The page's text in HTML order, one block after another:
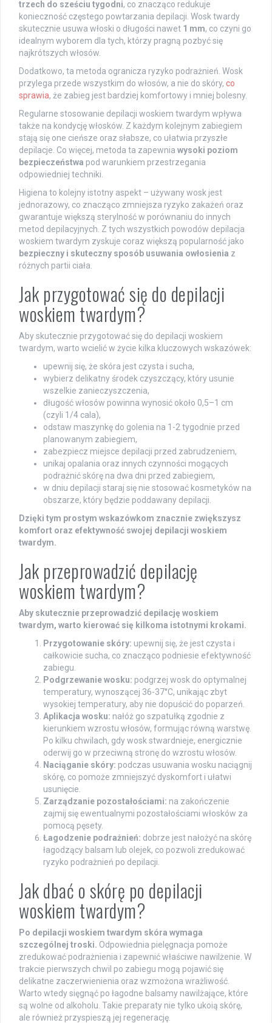
trzech do sześciu tygodni, co znacząco redukuje
konieczność częstego powtarzania depilacji. Wosk twardy
skutecznie usuwa włoski o długości nawet 1 mm, co czyni go
idealnym wyborem dla tych, którzy pragną pozbyć się
najkrótszych włosów.
Dodatkowo, ta metoda ogranicza ryzyko podrażnień. Wosk
przylega przede wszystkim do włosów, a nie do skóry, co
sprawia, że zabieg jest bardziej komfortowy i mniej bolesny.
Regularne stosowanie depilacji woskiem twardym wpływa
także na kondycję włosków. Z każdym kolejnym zabiegiem
stają się one cieńsze oraz słabsze, co ułatwia przyszłe
depilacje. Co więcej, metoda ta zapewnia wysoki poziom
bezpieczeństwa pod warunkiem przestrzegania
odpowiedniej techniki.
Higiena to kolejny istotny aspekt – używany wosk jest
jednorazowy, co znacząco zmniejsza ryzyko zakażeń oraz
gwarantuje większą sterylność w porównaniu do innych
metod depilacyjnych. Z tych wszystkich powodów depilacja
woskiem twardym zyskuje coraz większą popularność jako
bezpieczny i skuteczny sposób usuwania owłosienia z
różnych partii ciała.
Jak przygotować się do depilacji
woskiem twardym?
Aby skutecznie przygotować się do depilacji woskiem
twardym, warto wcielić w życie kilka kluczowych wskazówek:
upewnij się, że skóra jest czysta i sucha,
wybierz delikatny środek czyszczący, który usunie
wszelkie zanieczyszczenia,
długość włosów powinna wynosić około 0,5–1 cm
(czyli 1/4 cala),
odstaw maszynkę do golenia na 1-2 tygodnie przed
planowanym zabiegiem,
zabezpiecz miejsce depilacji przed zabrudzeniem,
unikaj opalania oraz innych czynności mogących
podrażnić skórę na dwa dni przed zabiegiem,
w dniu depilacji staraj się nie stosować kosmetyków na
obszarze, który będzie poddawany depilacji.
Dzięki tym prostym wskazówkom znacznie zwiększysz
komfort oraz efektywność swojej depilacji woskiem
twardym.
Jak przeprowadzić depilację
woskiem twardym?
Aby skutecznie przeprowadzić depilację woskiem
twardym, warto kierować się kilkoma istotnymi krokami.
Przygotowanie skóry: upewnij się, że jest czysta i
całkowicie sucha, co znacząco podniesie efektywność
zabiegu.
Podgrzewanie wosku: podgrzej wosk do optymalnej
temperatury, wynoszącej 36-37°C, unikając zbyt
wysokiej temperatury, aby nie dopuścić do poparzeń.
Aplikacja wosku: nałóż go szpatułką zgodnie z
kierunkiem wzrostu włosów, formując równą warstwę.
Po kilku chwilach, gdy wosk stwardnieje, energicznie
oderwij go w przeciwną stronę do wzrostu włosów.
Naciąganie skóry: podczas usuwania wosku naciągnij
skórę, co pomoże zmniejszyć dyskomfort i ułatwi
usunięcie.
Zarządzanie pozostałościami: na zakończenie
zajmij się ewentualnymi pozostałościami włosków za
pomocą pęsety.
Łagodzenie podrażnień: dobrze jest nałożyć na skórę
łagodzący balsam lub olejek, co pozwoli zredukować
ryzyko podrażnień po depilacji.
Jak dbać o skórę po depilacji
woskiem twardym?
Po depilacji woskiem twardym skóra wymaga
szczególnej troski. Odpowiednia pielęgnacja pomoże
zredukować podrażnienia i zapewnić właściwe nawilżenie. W
trakcie pierwszych chwil po zabiegu mogą pojawić się
delikatne zaczerwienienia oraz wzmożona wrażliwość.
Warto wtedy sięgnąć po łagodne balsamy nawilżające, które
są wolne od alkoholu. Takie preparaty nie tylko ukoią skórę,
ale również przyspieszą jej regenerację.